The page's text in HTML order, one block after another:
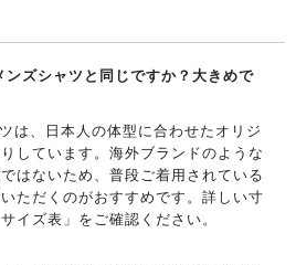
ンズシャツと同じですか？大きめで
は、日本人の体型に合わせたオリジ
しています。海外ブランドのような
はないため、普段ご着用されている
ただくのがおすすめです。詳しい寸
イズ表」をご確認ください。